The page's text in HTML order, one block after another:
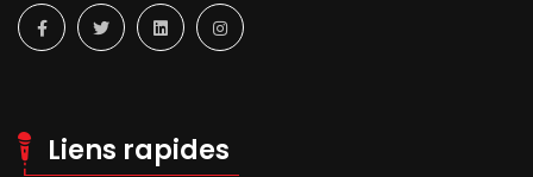
Liens rapides